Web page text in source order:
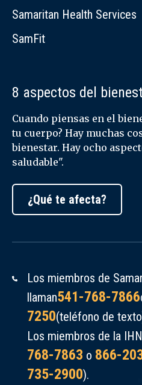
Samaritan Health Services
SamFit
8 aspectos del
Cuando piensas en el
tu cuerpo? Hay muchas
bienestar. Hay ocho
saludable".
¿Qué te afecta?
Los miembros de
llaman541-768-7866
7250(teléfono de
Los miembros de la
768-7863 o 866-
735-2900).